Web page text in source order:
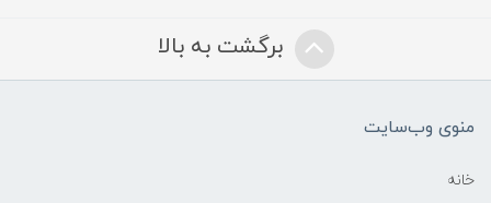
برگشت به بالا
منوی وب‌سایت
خانه